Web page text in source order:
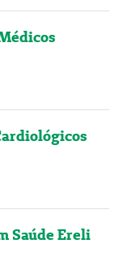
Saúde Ereli